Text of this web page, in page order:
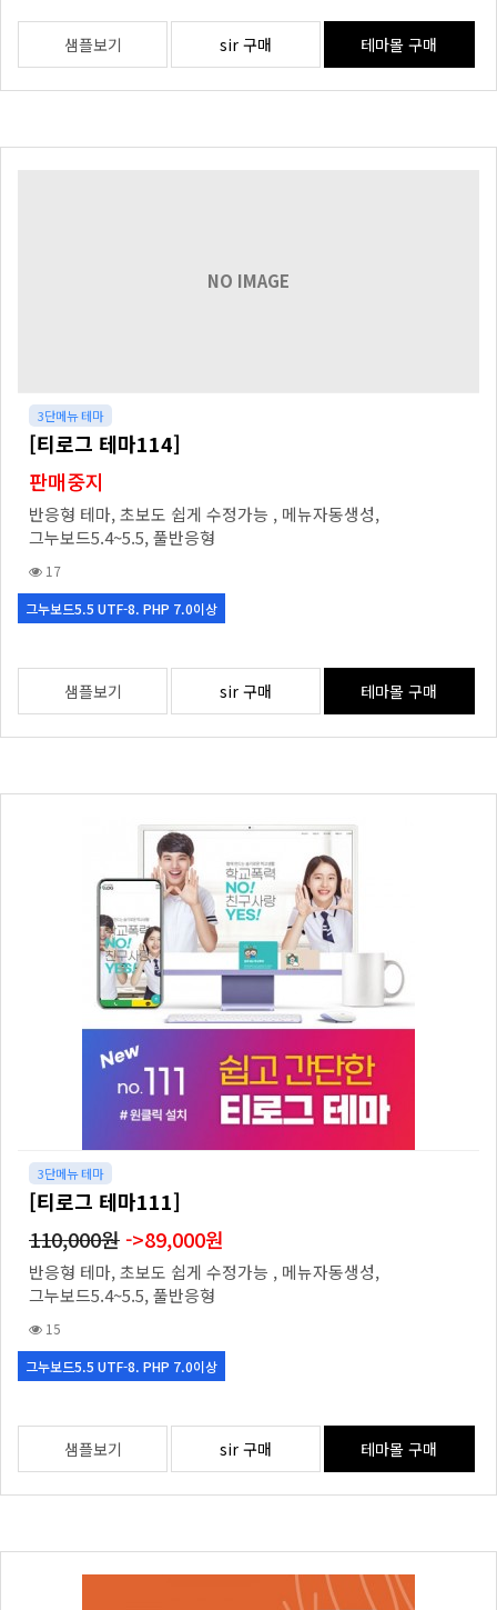
샘플보기 sir 구매 테마몰 구매
NO IMAGE
3단메뉴 테마
[티로그 테마114]
판매중지
반응형 테마, 초보도 쉽게 수정가능 , 메뉴자동생성,
그누보드5.4~5.5, 풀반응형
17
그누보드5.5 UTF-8. PHP 7.0이상
샘플보기 sir 구매 테마몰 구매
3단메뉴 테마
[티로그 테마111]
110,000원->89,000원
반응형 테마, 초보도 쉽게 수정가능 , 메뉴자동생성,
그누보드5.4~5.5, 풀반응형
15
그누보드5.5 UTF-8. PHP 7.0이상
샘플보기 sir 구매 테마몰 구매